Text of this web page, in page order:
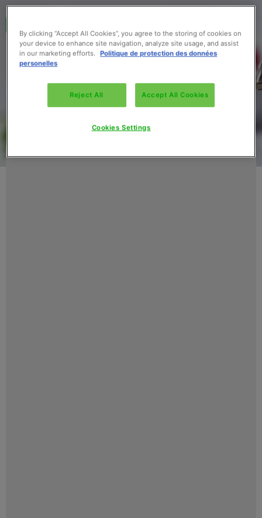
By clicking “Accept All Cookies”, you agree to the storing of cookies on
your device to enhance site navigation, analyze site usage, and assist
in our marketing efforts. Politique de protection des données
personelles
Reject All Accept All Cookies
Cookies Settings